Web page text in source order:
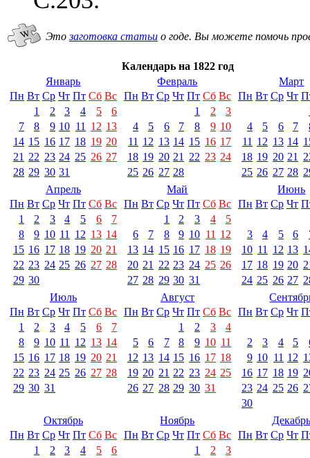
Этозаготовка статьи о годе. Вы можете помочь
Календарь на 1822 год
Январь
Пн Вт Ср Чт Пт Сб Вс
1
2 3 4 5
6
7
8 9 10 11 12 13
14 15 16 17 18 19 20
21 22 23 24 25 26 27
28 29 30 31
Февраль
Пн Вт Ср Чт Пт Сб Вс
1
2
3
4
5 6 7 8 9 10
11 12 13 14 15 16 17
18 19 20 21 22 23 24
25 26 27 28
Март
Пн Вт Ср Чт
4
5 6 7
11 12 13 14
18 19 20 21
25 26 27 28
Апрель
Пн Вт Ср Чт Пт Сб Вс
1
2 3 4 5 6
7
8
9 10 11 12 13 14
15 16 17 18 19 20 21
22 23 24 25 26 27 28
29 30
Май
Пн Вт Ср Чт Пт Сб Вс
1
2 3 4
5
6
7 8 9 10 11 12
13 14 15 16 17 18 19
20 21 22 23 24 25 26
27 28 29 30 31
Июнь
Пн Вт Ср Чт
3 4 5 6
10 11 12 13
17 18 19 20
24 25 26 27
Июль
Пн Вт Ср Чт Пт Сб Вс
1
2 3 4 5 6
7
8
9 10 11 12 13 14
15 16 17 18 19 20 21
22 23 24 25 26 27 28
29 30 31
Август
Пн Вт Ср Чт Пт Сб Вс
1
2 3
4
5
6 7 8 9 10 11
12 13 14 15 16 17 18
19 20 21 22 23 24 25
26 27 28 29 30 31
Пн Вт Ср Чт
2 3 4 5
9 10 11 12
16 17 18 19
23 24 25 26
30
Октябрь
Пн Вт Ср Чт Пт Сб Вс
1
2 3 4 5
6
Ноябрь
Пн Вт Ср Чт Пт Сб Вс
1
2
3
Пн Вт Ср Чт